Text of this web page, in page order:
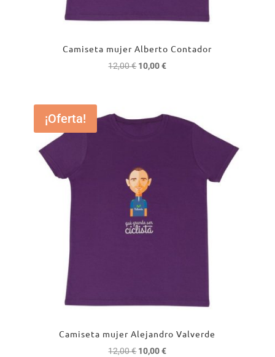
Camiseta mujer Alberto Contador
12,00€ El
12,00 €.
10,00€El
10,00 €.
¡Oferta!
Camiseta mujer Alejandro Valverde
12,00€ El
10,00€El